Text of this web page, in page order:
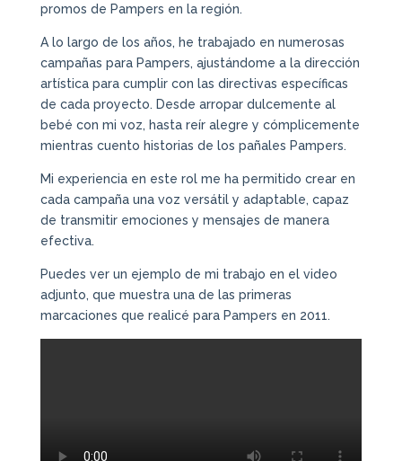
promos de Pampers en la región.
A lo largo de los años, he trabajado en numerosas
campañas para Pampers, ajustándome a la dirección
artística para cumplir con las directivas específicas
de cada proyecto. Desde arropar dulcemente al
bebé con mi voz, hasta reír alegre y cómplicemente
mientras cuento historias de los pañales Pampers.
Mi experiencia en este rol me ha permitido crear en
cada campaña una voz versátil y adaptable, capaz
de transmitir emociones y mensajes de manera
efectiva.
Puedes ver un ejemplo de mi trabajo en el video
adjunto, que muestra una de las primeras
marcaciones que realicé para Pampers en 2011.